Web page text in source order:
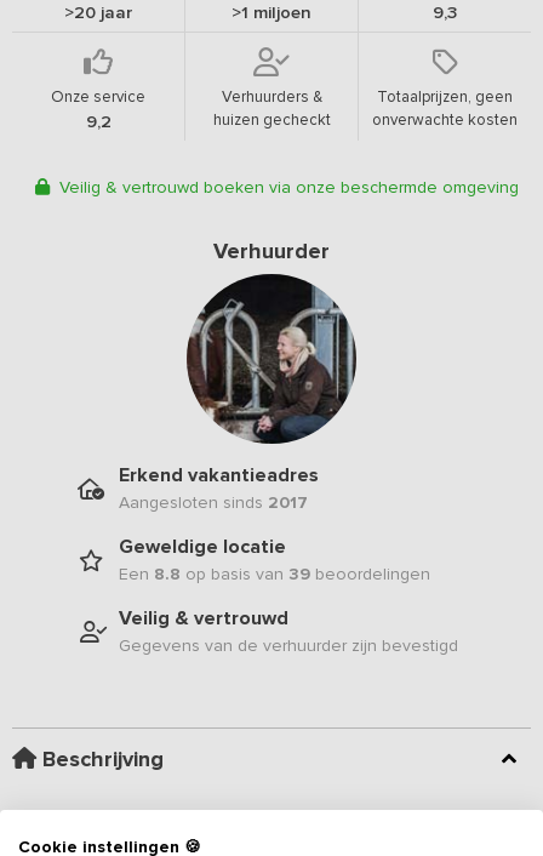
>20 jaar >1 miljoen 9,3
Onze service
9,2
Verhuurders &
huizen gecheckt
Totaalprijzen, geen
onverwachte kosten
Veilig & vertrouwd boeken via onze beschermde omgeving
Verhuurder
Erkend vakantieadres
Aangesloten sinds 2017
Geweldige locatie
Een 8.8 op basis van 39 beoordelingen
Veilig & vertrouwd
Gegevens van de verhuurder zijn bevestigd
Beschrijving
vakantieadres. Een heerlijke plek om met je gezin of vrienden
Cookie instellingen 🍪